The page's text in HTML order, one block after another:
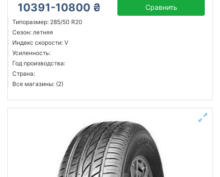
10391-10800 ₴ Сравнить
Типоразмер: 285/50 R20
Сезон: летняя
Индекс скорости: V
Усиленность:
Год производства:
Страна:
Все магазины: (2)